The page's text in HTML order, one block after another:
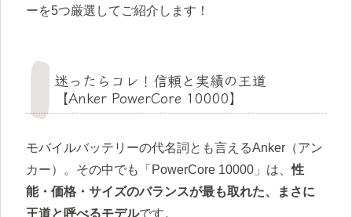
ーを5つ厳選してご紹介します！
迷ったらコレ！信頼と実績の王道
【Anker PowerCore 10000】
モバイルバッテリーの代名詞とも言えるAnker（アン
カー）。その中でも「PowerCore 10000」は、性
能・価格・サイズのバランスが最も取れた、まさに
王道と呼べるモデルです。